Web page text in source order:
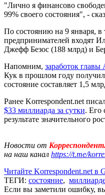
"Лично я финансово
99% своего состояния", -
По состоянию на 9 января, в
предпринимателей входят
Джефф Безос (188 млрд) и
Напомним, заработок главы
Кук в прошлом году
состояние составляет 1,5
Ранее Korrespondent.net
$33 миллиарда за сутки. Его
результате значительного
Новости от
на наш канал https://t.me/
Читайте Korrespondent.net в
ТЕГИ: состояние,
Если вы заметили ошибку,